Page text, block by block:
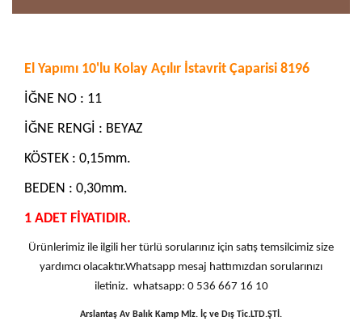
El Yapımı 10'lu Kolay Açılır İstavrit Çaparisi 8196
İĞNE NO : 11
İĞNE RENGİ : BEYAZ
KÖSTEK : 0,15mm.
BEDEN : 0,30mm.
1 ADET FİYATIDIR.
Ürünlerimiz ile ilgili her türlü sorularınız için satış temsilcimiz size
yardımcı olacaktır.Whatsapp mesaj hattımızdan sorularınızı
iletiniz. whatsapp: 0 536 667 16 10
Arslantaş Av Balık Kamp Mlz. İç ve Dış Tic.LTD.ŞTİ.